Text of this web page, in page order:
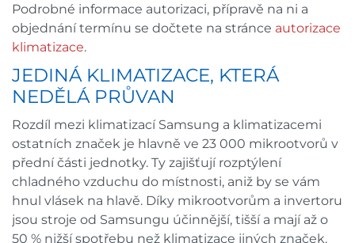
Podrobné informace autorizaci, přípravě na ni a
objednání termínu se dočtete na stránce autorizace
klimatizace.
JEDINÁ KLIMATIZACE, KTERÁ
NEDĚLÁ PRŮVAN
Rozdíl mezi klimatizací Samsung a klimatizacemi
ostatních značek je hlavně ve 23 000 mikrootvorů v
přední části jednotky. Ty zajišťují rozptýlení
chladného vzduchu do místnosti, aniž by se vám
hnul vlásek na hlavě. Díky mikrootvorům a invertoru
jsou stroje od Samsungu účinnější, tišší a mají až o
50 % nižší spotřebu než klimatizace jiných značek.